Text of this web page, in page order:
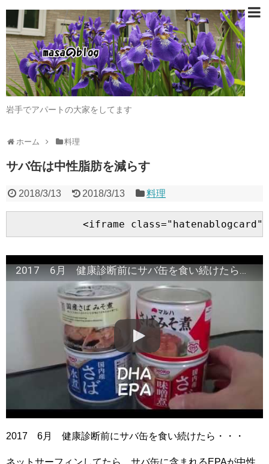
岩手でアパートの大家をしてます
ホーム 料理
サバ缶は中性脂肪を減らす
2018/3/13 2018/3/13 料理
2017 6月 健康診断前にサバ缶を食い続けたら・・・
2017 6月 健康診断前にサバ缶を食い続けたら・・・
ネットサーフィンしてたら、サバ缶に含まれるEPAが中性